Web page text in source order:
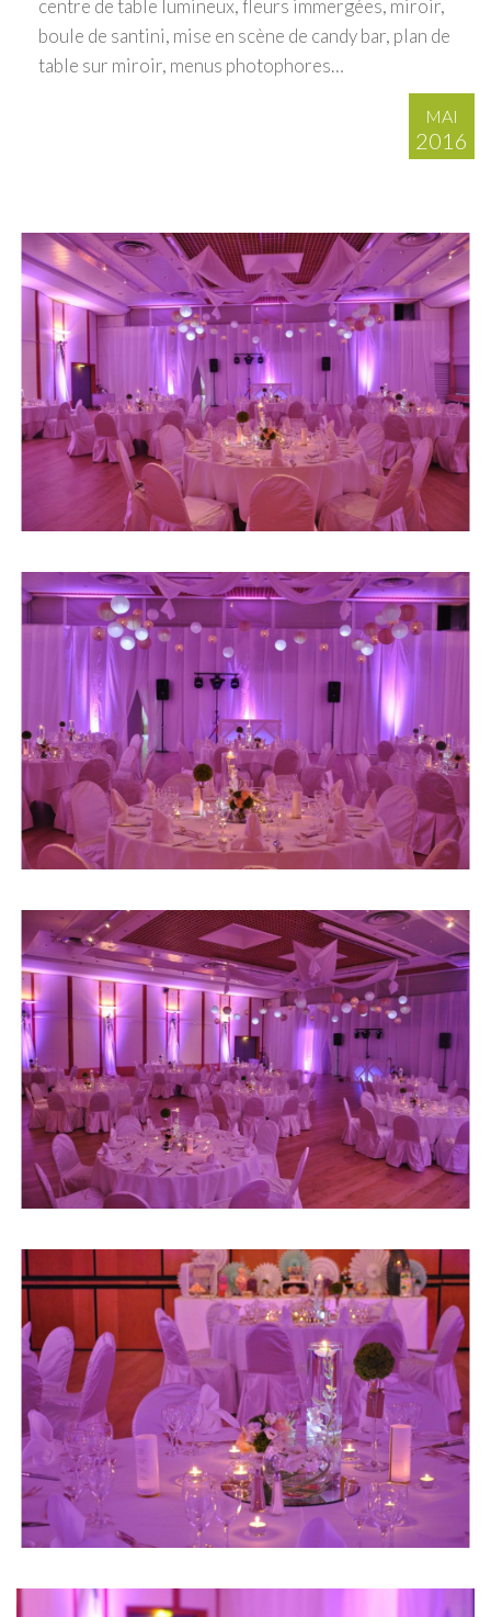
centre de table lumineux, fleurs immergées, miroir,
boule de santini, mise en scène de candy bar, plan de
table sur miroir, menus photophores…
MAI
2016